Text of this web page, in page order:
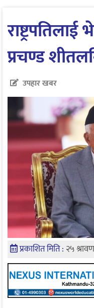
राष्ट्रपतिलाई
प्रचण्ड
उपहार खबर
प्रकाशित मिति : २५